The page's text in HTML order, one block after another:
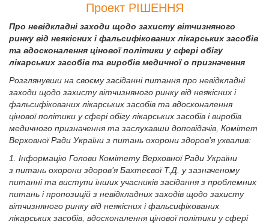
Проект РІШЕННЯ
Про невідкладні заходи щодо захисту вітчизняного
ринку від неякісних і фальсифікованих лікарських засобів
та вдосконалення цінової політики у сфері обігу
лікарських засобів та виробів медичної о призначення
Розглянувши на своєму засіданні питання про невідкладні
заходи щодо захисту вітчизняного ринку від неякісних і
фальсифікованих лікарських засобів та вдосконалення
цінової політики у сфері обігу лікарських засобів і виробів
медичного призначення та заслухавши доповідачів, Комітет
Верховної Ради України з питань охорони здоров’я ухвалив:
1. Інформацію Голови Комітету Верховної Ради України
з питань охорони здоров’я Бахтеєвої Т.Д. у зазначеному
питанні та виступи інших учасників засідання з проблемних
питань і пропозицій з невідкладних заходів щодо захисту
вітчизняного ринку від неякісних і фальсифікованих
лікарських засобів, вдосконалення цінової політики у сфері